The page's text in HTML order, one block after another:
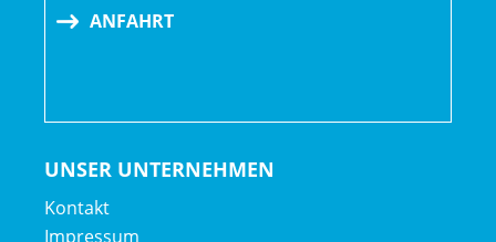
ANFAHRT
UNSER UNTERNEHMEN
Kontakt
Impressum